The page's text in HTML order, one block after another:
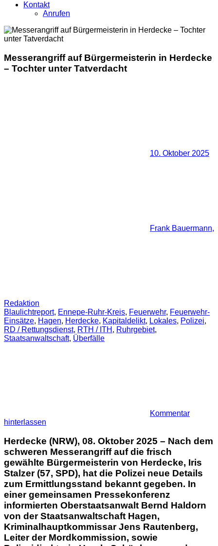
Kontakt
Anrufen
Messerangriff auf Bürgermeisterin in Herdecke
– Tochter unter Tatverdacht
10. Oktober 2025
Frank Bauermann,
Redaktion
Blaulichtreport, Ennepe-Ruhr-Kreis, Feuerwehr, Feuerwehr-
Einsätze, Hagen, Herdecke, Kapitaldelikt, Lokales, Polizei,
RD / Rettungsdienst, RTH / ITH , Ruhrgebiet,
Staatsanwaltschaft, Überfälle
Kommentar
hinterlassen
Herdecke (NRW), 08. Oktober 2025 – Nach dem
schweren Messerangriff auf die frisch
gewählte Bürgermeisterin von Herdecke, Iris
Stalzer (57, SPD), hat die Polizei neue Details
zum Ermittlungsstand bekannt gegeben. In
einer gemeinsamen Pressekonferenz
informierten Oberstaatsanwalt Bernd Haldorn
von der Staatsanwaltschaft Hagen,
Kriminalhauptkommissar Jens Rautenberg,
Leiter der Mordkommission, sowie